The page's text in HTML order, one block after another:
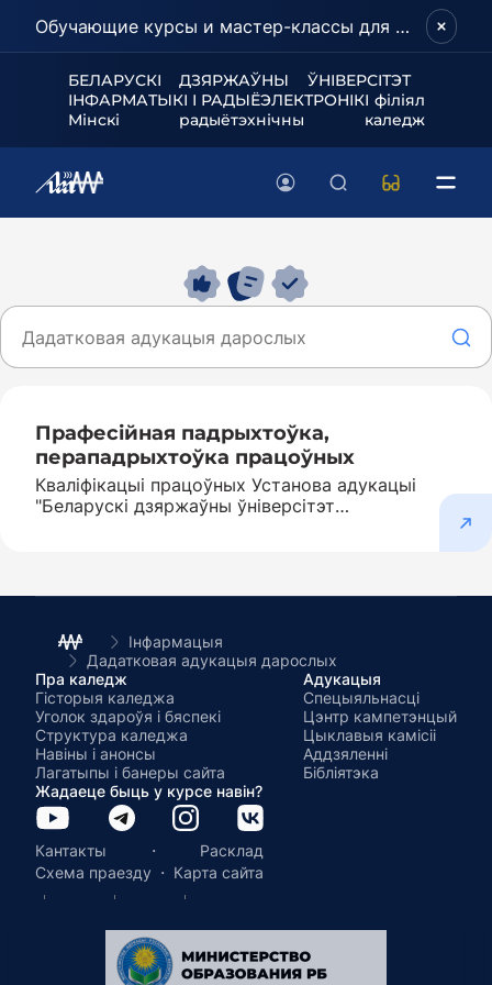
Обучающие курсы и мастер-классы для школьников и абитуриентов!
БЕЛАРУСКІ ДЗЯРЖАЎНЫ ЎНІВЕРСІТЭТ
ІНФАРМАТЫКІ І РАДЫЁЭЛЕКТРОНІКІ філіял
Мінскі радыётэхнічны каледж
Прафесійная падрыхтоўка,
перападрыхтоўка працоўных
Кваліфікацыі працоўных Установа адукацыі
"Беларускі дзяржаўны ўніверсітэт
Інфармацыя
Дадатковая адукацыя дарослых
Пра каледж
Гісторыя каледжа
Уголок здароўя і бяспекі
Структура каледжа
Навіны і анонсы
Лагатыпы і банеры сайта
Адукацыя
Спецыяльнасці
Цэнтр кампетэнцый
Цыклавыя камісіі
Аддзяленні
Бібліятэка
Жадаеце быць у курсе навін?
Кантакты ·
Расклад
Схема праезду · Карта сайта